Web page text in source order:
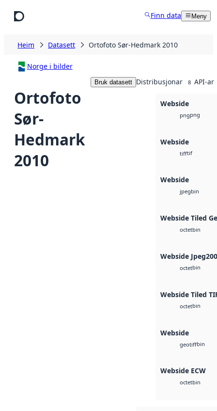
Finn data Meny
Heim Datasett Ortofoto Sør-Hedmark 2010
Norge i bilder
Ortofoto
Sør-
Hedmark
2010
Bruk datasett Distribusjonar 8 API-ar
Webside
pngpng
Webside
tifftif
Webside
jpegbin
Webside Tiled
octetbin
Webside
octetbin
Webside Tiled
octetbin
Webside
geotiffbin
Webside ECW
octetbin